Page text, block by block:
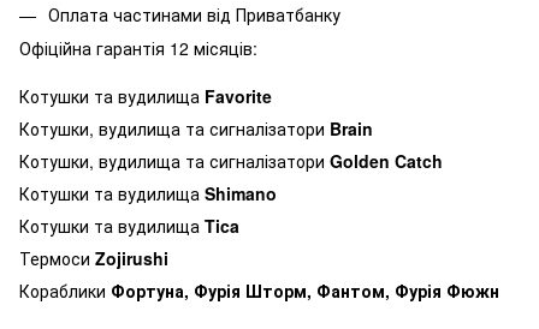
Оплата частинами від Приватбанку
Офіційна гарантія 12 місяців:
Котушки та вудилища Favorite
Котушки, вудилища та сигналізатори Brain
Котушки, вудилища та сигналізатори Golden Catch
Котушки та вудилища Shimano
Котушки та вудилища Tica
Термоси Zojirushi
Кораблики Фортуна, Фурія Шторм, Фантом, Фурія Фюжн